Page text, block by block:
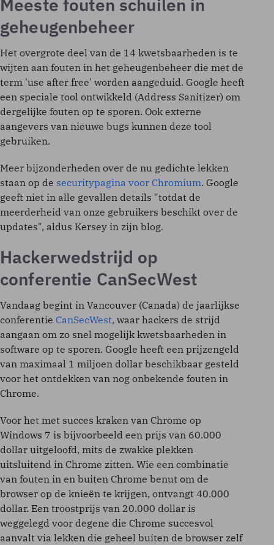
Meeste fouten schuilen in
geheugenbeheer
Het overgrote deel van de 14 kwetsbaarheden is te
wijten aan fouten in het geheugenbeheer die met de
term 'use after free' worden aangeduid. Google heeft
een speciale tool ontwikkeld (Address Sanitizer) om
dergelijke fouten op te sporen. Ook externe
aangevers van nieuwe bugs kunnen deze tool
gebruiken.
Meer bijzonderheden over de nu gedichte lekken
staan op de securitypagina voor Chromium. Google
geeft niet in alle gevallen details "totdat de
meerderheid van onze gebruikers beschikt over de
updates", aldus Kersey in zijn blog.
Hackerwedstrijd op
conferentie CanSecWest
Vandaag begint in Vancouver (Canada) de jaarlijkse
conferentie CanSecWest, waar hackers de strijd
aangaan om zo snel mogelijk kwetsbaarheden in
software op te sporen. Google heeft een prijzengeld
van maximaal 1 miljoen dollar beschikbaar gesteld
voor het ontdekken van nog onbekende fouten in
Chrome.
Voor het met succes kraken van Chrome op
Windows 7 is bijvoorbeeld een prijs van 60.000
dollar uitgeloofd, mits de zwakke plekken
uitsluitend in Chrome zitten. Wie een combinatie
van fouten in en buiten Chrome benut om de
browser op de knieën te krijgen, ontvangt 40.000
dollar. Een troostprijs van 20.000 dollar is
weggelegd voor degene die Chrome succesvol
aanvalt via lekken die geheel buiten de browser zelf